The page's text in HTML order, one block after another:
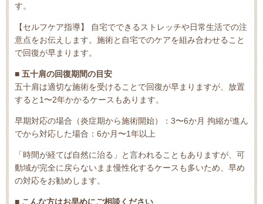
す。
【セルフケア指導】 自宅でできるストレッチや日常生活での注
意点をお伝えします。施術と自宅でのケアを組み合わせること
で回復が早まります。
■ 五十肩の回復期間の目安
五十肩は適切な施術を受けることで回復が早まりますが、放置
すると1〜2年かかるケースもあります。
早期対応の場合（炎症期から施術開始）：3〜6か月 拘縮が進ん
でから対応した場合：6か月〜1年以上
「時間が経てば自然に治る」と言われることもありますが、可
動域が完全に戻らないまま慢性化するケースも多いため、早め
の対応をお勧めします。
■ こんな方はお早めにご相談ください